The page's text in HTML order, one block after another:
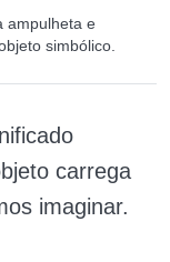
ampulheta e
simbólico.
carrega
imaginar.